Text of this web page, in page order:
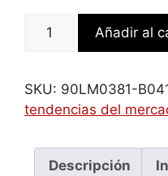
ASUS
39,6
cm
1920
Añadir al
SKU: 90LM0381-
tendencias del
Descripción